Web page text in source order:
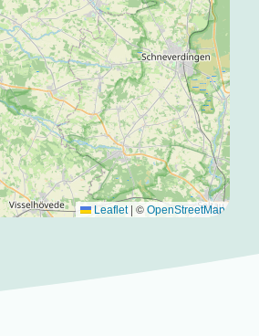
Leaflet | © OpenStreetMap